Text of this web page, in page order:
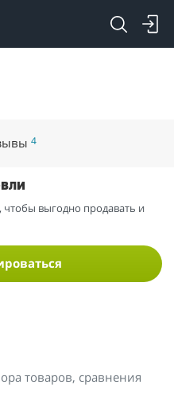
4
товаров, сравнения
чтобы выгодно продавать и